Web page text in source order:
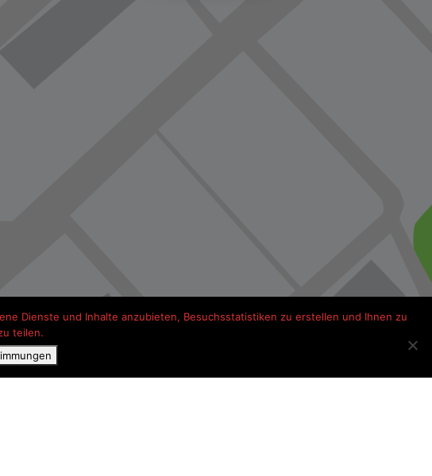
Dienste und Inhalte anzubieten, Besuchsstatistiken zu erstellen und Ihnen zu
teilen.